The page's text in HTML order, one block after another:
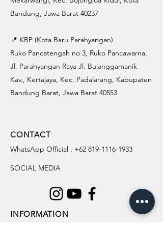
Bandung, Jawa Barat 40237
📍 KBP (Kota Baru Parahyangan)
Ruko Pancatengah no 3, Ruko Pancawarna,
Jl. Parahyangan Raya Jl. Bujanggamanik
Kav., Kertajaya, Kec. Padalarang, Kabupaten
Bandung Barat, Jawa Barat 40553
CONTACT
WhatsApp Official : +62 819-1116-1933
SOCIAL MEDIA
INFORMATION